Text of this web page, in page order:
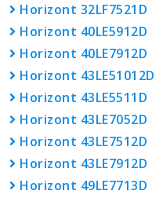
Horizont 32LF7521D
Horizont 40LE5912D
Horizont 40LE7912D
Horizont 43LE51012D
Horizont 43LE5511D
Horizont 43LE7052D
Horizont 43LE7512D
Horizont 43LE7912D
Horizont 49LE7713D